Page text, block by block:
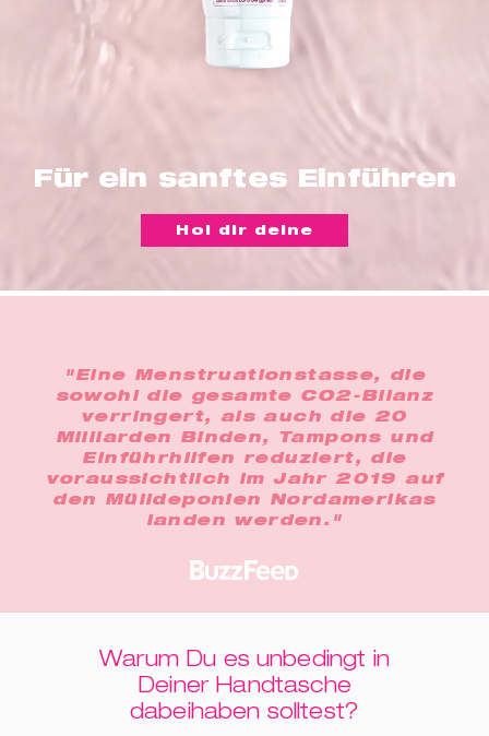
Für ein sanftes Einführen
Hol dir deine
"Eine Menstruationstasse, die
sowohl die gesamte CO2-Bilanz
verringert, als auch die 20
Milliarden Binden, Tampons und
Einführhilfen reduziert, die
voraussichtlich im Jahr 2019 auf
den Mülldeponien Nordamerikas
landen werden."
Warum Du es unbedingt in
Deiner Handtasche
dabeihaben solltest?